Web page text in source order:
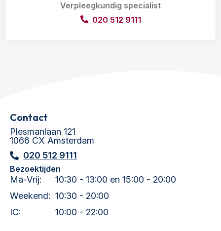
Verpleegkundig specialist
020 512 9111
Contact
Plesmanlaan 121
1066 CX Amsterdam
020 512 9111
Bezoektijden
Ma-Vrij:
10:30 - 13:00 en 15:00 - 20:00
Weekend: 10:30 - 20:00
IC:
10:00 - 22:00